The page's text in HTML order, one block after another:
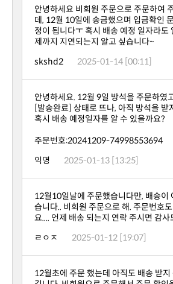
제까지 지연되는지 알고 싶습니다~
skshd2
2025-01-14 [00:11]
혹시 배송 예정일자를 알 수 있을까요?
주문번호:20241209-74998553694
익명
2025-01-13 [13:25]
요.... 언제 배송 되는지 연락 주시면 감사
ㄹㅇㅈ
2025-01-12 [19:07]